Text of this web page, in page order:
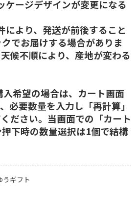
ケージデザインが変更になる
により、発送が前後すること
でお届けする場合がありま
候不順により、産地が変わる
希望の場合は、カート画面
必要数量を入力し「再計算」
ださい。当画面での「カート
下時の数量選択は1個で結構
うギフト